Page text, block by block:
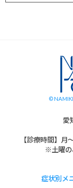
©
愛
【診療時間】
※土曜
症状別メ